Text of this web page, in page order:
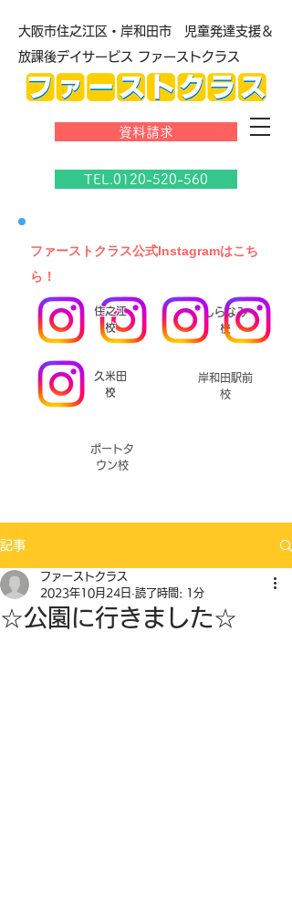
大阪市住之江区・岸和田市 児童発達支援＆
放課後デイサービス ファーストクラス
資料請求
TEL.0120-520-560
​ファーストクラス公式Instagramはこち
ら！
しらなみ
校
久米田
校
岸和田駅前
校
ポートタ
ウン校
住之江
校
記事
☆公園に行きました☆
ファーストクラス
2023年10月24日 読了時間: 1分